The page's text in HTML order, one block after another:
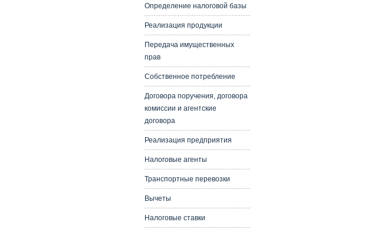
Определение налоговой базы
Реализация продукции
Передача имущественных
прав
Собственное потребление
Договора поручения, договора
комиссии и агентские
договора
Реализация предприятия
Налоговые агенты
Транспортные перевозки
Вычеты
Налоговые ставки